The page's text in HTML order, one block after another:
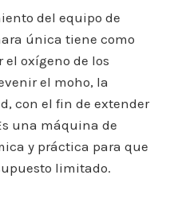
del equipo de
única tiene como
oxígeno de los
el moho, la
con el fin de extender
una máquina de
y práctica para que
limitado.